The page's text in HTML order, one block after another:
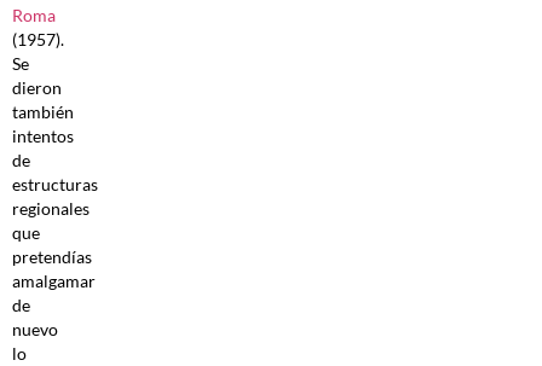
Roma
(1957).
Se
dieron
también
intentos
de
estructuras
regionales
que
pretendías
amalgamar
de
nuevo
lo